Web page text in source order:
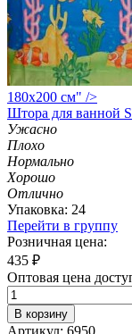
180х200 см" />
Штора для ванной
Ужасно
Плохо
Нормально
Хорошо
Отлично
Упаковка: 24
Перейти в группу
Розничная цена:
435 ₽
Оптовая цена
В корзину
Артикул: 6950